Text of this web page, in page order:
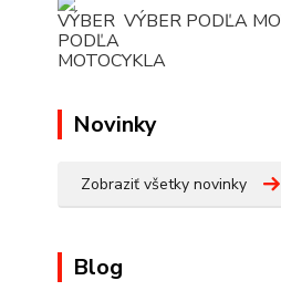
VÝBER PODĽA
Novinky
Zobraziť všetky novinky
Blog